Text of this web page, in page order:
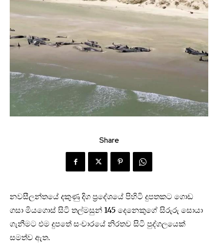
Share
නවසීලන්තයේ දකුණු දිග ප්‍රදේශයේ පිහිටි දුපතකට ගොඩ
ගසා මියගොස් සිටි තල්මසුන් 145 දෙනෙකුගේ සිරුරු සොයා
ගැනීමට එම දුපතේ සංචාරයේ නිරතව සිටි පුද්ගලයෙක්
සමත්ව ඇත.